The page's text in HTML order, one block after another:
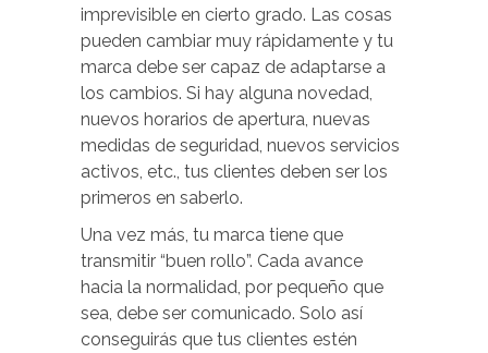
imprevisible en cierto grado. Las cosas
pueden cambiar muy rápidamente y tu
marca debe ser capaz de adaptarse a
los cambios. Si hay alguna novedad,
nuevos horarios de apertura, nuevas
medidas de seguridad, nuevos servicios
activos, etc., tus clientes deben ser los
primeros en saberlo.
Una vez más, tu marca tiene que
transmitir “buen rollo”. Cada avance
hacia la normalidad, por pequeño que
sea, debe ser comunicado. Solo así
conseguirás que tus clientes estén